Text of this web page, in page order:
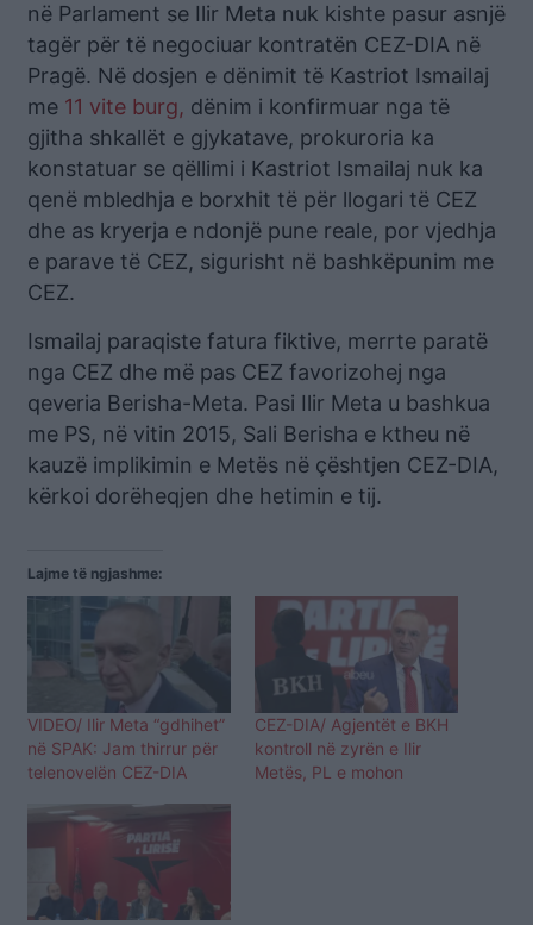
në Parlament se Ilir Meta nuk kishte pasur asnjë
tagër për të negociuar kontratën CEZ-DIA në
Pragë. Në dosjen e dënimit të Kastriot Ismailaj
me 11 vite burg, dënim i konfirmuar nga të
gjitha shkallët e gjykatave, prokuroria ka
konstatuar se qëllimi i Kastriot Ismailaj nuk ka
qenë mbledhja e borxhit të për llogari të CEZ
dhe as kryerja e ndonjë pune reale, por vjedhja
e parave tё CEZ, sigurisht në bashkëpunim me
CEZ.
Ismailaj paraqiste fatura fiktive, merrte paratë
nga CEZ dhe më pas CEZ favorizohej nga
qeveria Berisha-Meta. Pasi Ilir Meta u bashkua
me PS, në vitin 2015, Sali Berisha e ktheu në
kauzë implikimin e Metës në çështjen CEZ-DIA,
kërkoi dorëheqjen dhe hetimin e tij.
Lajme të ngjashme:
VIDEO/ Ilir Meta “gdhihet”
në SPAK: Jam thirrur për
telenovelën CEZ-DIA
CEZ-DIA/ Agjentët e BKH
kontroll në zyrën e Ilir
Metës, PL e mohon